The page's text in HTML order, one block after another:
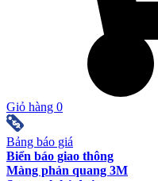
Giỏ hàng 0
Bảng báo giá
Biển báo giao thông
Màng phản quang 3M